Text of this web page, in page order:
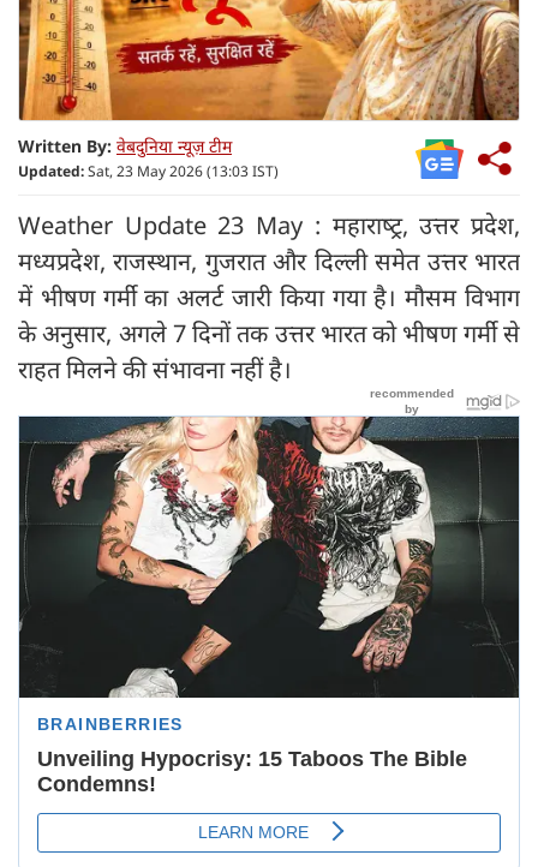
Written By: वेबदुनिया न्यूज़ टीम
Updated:Sat, 23 May 2026 (13:03 IST)
Weather Update 23 May : महाराष्‍ट्र, उत्तर प्रदेश,
मध्यप्रदेश, राजस्थान, गुजरात और दिल्ली समेत उत्तर भारत
में भीषण गर्मी का अलर्ट जारी किया गया है। मौसम विभाग
के अनुसार, अगले 7 दिनों तक उत्तर भारत को भीषण गर्मी से
राहत मिलने की संभावना नहीं है।